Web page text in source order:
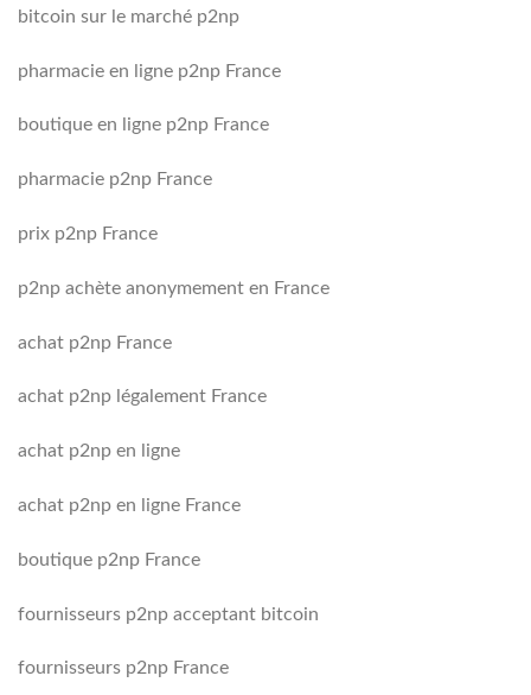
bitcoin sur le marché p2np
pharmacie en ligne p2np France
boutique en ligne p2np France
pharmacie p2np France
prix p2np France
p2np achète anonymement en France
achat p2np France
achat p2np légalement France
achat p2np en ligne
achat p2np en ligne France
boutique p2np France
fournisseurs p2np acceptant bitcoin
fournisseurs p2np France